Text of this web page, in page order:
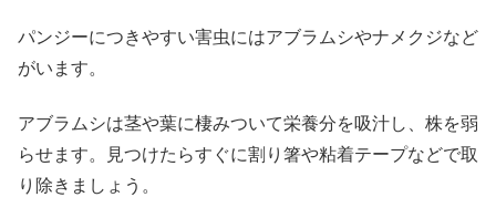
パンジーにつきやすい害虫にはアブラムシやナメクジなど
がいます。
アブラムシは茎や葉に棲みついて栄養分を吸汁し、株を弱
らせます。見つけたらすぐに割り箸や粘着テープなどで取
り除きましょう。